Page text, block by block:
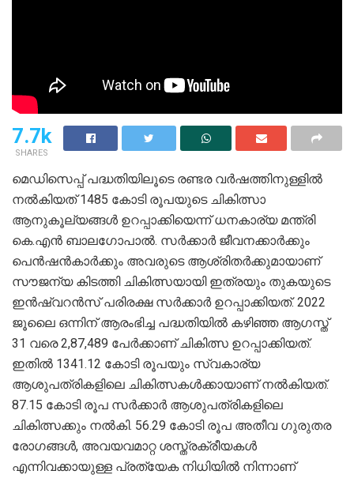
7.7k
SHARES
മെഡിസെപ്പ് പദ്ധതിയിലൂടെ രണ്ടര വര്‍ഷത്തിനുള്ളില്‍
നല്‍കിയത് 1485 കോടി രൂപയുടെ ചികിത്സാ
ആനുകൂല്യങ്ങള്‍ ഉറപ്പാക്കിയെന്ന് ധനകാര്യ മന്ത്രി
കെ.എന്‍ ബാലഗോപാല്‍. സര്‍ക്കാര്‍ ജീവനക്കാര്‍ക്കും
പെന്‍ഷന്‍കാര്‍ക്കും അവരുടെ ആശ്രിതര്‍ക്കുമായാണ്
സൗജന്യ കിടത്തി ചികിത്സയായി ഇത്രയും തുകയുടെ
ഇന്‍ഷ്വറന്‍സ് പരിരക്ഷ സര്‍ക്കാര്‍ ഉറപ്പാക്കിയത്. 2022
ജൂലൈ ഒന്നിന് ആരംഭിച്ച പദ്ധതിയില്‍ കഴിഞ്ഞ ആഗസ്ത്
31 വരെ 2,87,489 പേര്‍ക്കാണ് ചികിത്സ ഉറപ്പാക്കിയത്.
ഇതില്‍ 1341.12 കോടി രൂപയും സ്വകാര്യ
ആശുപത്രികളിലെ ചികിത്സകള്‍ക്കായാണ് നല്‍കിയത്.
87.15 കോടി രൂപ സര്‍ക്കാര്‍ ആശുപത്രികളിലെ
ചികിത്സക്കും നല്‍കി. 56.29 കോടി രൂപ അതീവ ഗുരുതര
രോഗങ്ങള്‍, അവയവമാറ്റ ശസ്ത്രക്രീയകള്‍
എന്നിവക്കായുള്ള പ്രത്യേക നിധിയില്‍ നിന്നാണ്